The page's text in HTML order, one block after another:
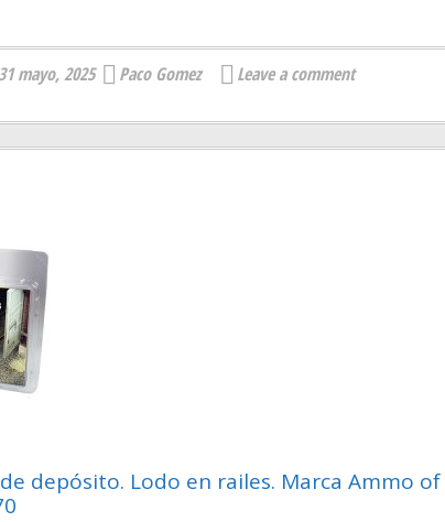
31 mayo, 2025 Paco Gomez Leave a comment
depósito. Lodo en railes. Marca Ammo